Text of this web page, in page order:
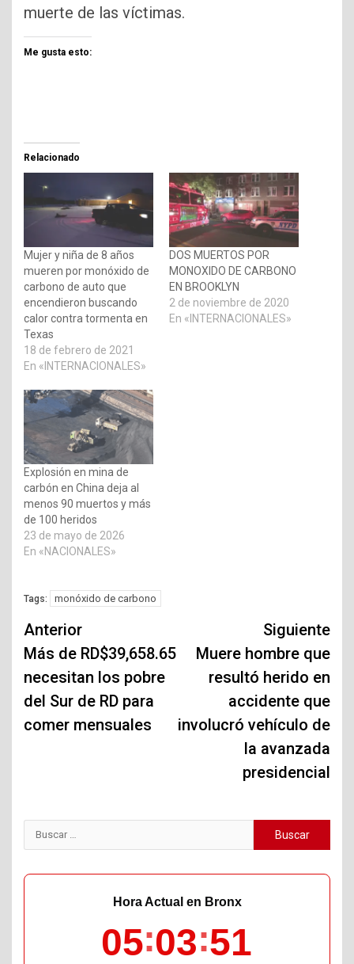
muerte de las víctimas.
Me gusta esto:
Relacionado
Mujer y niña de 8 años
mueren por monóxido de
carbono de auto que
encendieron buscando
calor contra tormenta en
Texas
18 de febrero de 2021
En «INTERNACIONALES»
DOS MUERTOS POR
MONOXIDO DE CARBONO
EN BROOKLYN
2 de noviembre de 2020
En «INTERNACIONALES»
Explosión en mina de
carbón en China deja al
menos 90 muertos y más
de 100 heridos
23 de mayo de 2026
En «NACIONALES»
Tags: monóxido de carbono
Navegación
de
entradas
Anterior
Más de RD$39,658.65
necesitan los pobre
del Sur de RD para
comer mensuales
Siguiente
Muere hombre que
resultó herido en
accidente que
involucró vehículo de
la avanzada
presidencial
Buscar:
Hora Actual en Bronx
05 03 52